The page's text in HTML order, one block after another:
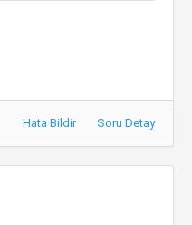
Hata Bildir Soru Detay